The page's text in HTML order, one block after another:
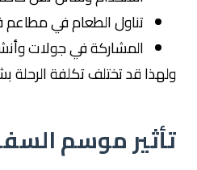
تناول الطعام في مطاعم
المشاركة في جولات
ولهذا قد تختلف تكلفة الرحلة
تأثير موسم